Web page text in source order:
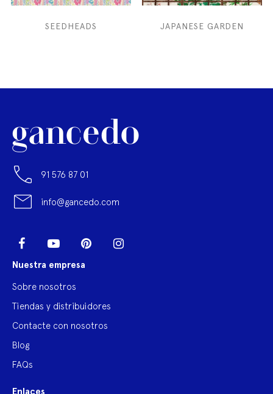
SEEDHEADS JAPANESE GARDEN
91 576 87 01
info@gancedo.com
Facebook YouTube Pinterest
Nuestra empresa
Sobre nosotros
Tiendas y distribuidores
Contacte con nosotros
Blog
FAQs
Enlaces